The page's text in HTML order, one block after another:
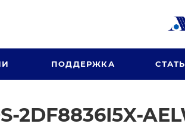
ПОДДЕРЖКА
2DF8836I5X-